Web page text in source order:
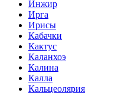
Инжир
Ирга
Ирисы
Кабачки
Кактус
Каланхоэ
Калина
Калла
Кальцеолярия